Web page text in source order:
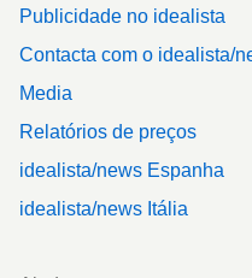
Publicidade no idealista
Contacta com o idealista/
Media
Relatórios de preços
idealista/news Espanha
idealista/news Itália